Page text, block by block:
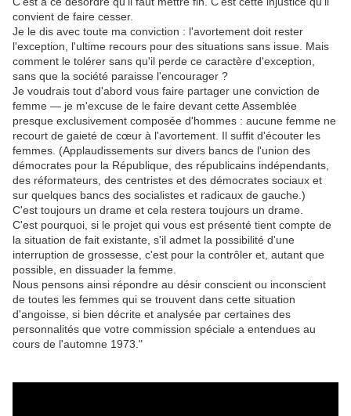
convient de faire cesser.
Je le dis avec toute ma conviction : l'avortement doit rester
l'exception, l'ultime recours pour des situations sans issue. Mais
comment le tolérer sans qu'il perde ce caractère d'exception,
sans que la société paraisse l'encourager ?
Je voudrais tout d'abord vous faire partager une conviction de
femme — je m'excuse de le faire devant cette Assemblée
presque exclusivement composée d'hommes : aucune femme ne
recourt de gaieté de cœur à l'avortement. Il suffit d'écouter les
femmes. (Applaudissements sur divers bancs de l'union des
démocrates pour la République, des républicains indépendants,
des réformateurs, des centristes et des démocrates sociaux et
sur quelques bancs des socialistes et radicaux de gauche.)
C'est toujours un drame et cela restera toujours un drame.
C'est pourquoi, si le projet qui vous est présenté tient compte de
la situation de fait existante, s'il admet la possibilité d'une
interruption de grossesse, c'est pour la contrôler et, autant que
possible, en dissuader la femme.
Nous pensons ainsi répondre au désir conscient ou inconscient
de toutes les femmes qui se trouvent dans cette situation
d'angoisse, si bien décrite et analysée par certaines des
personnalités que votre commission spéciale a entendues au
cours de l'automne 1973."